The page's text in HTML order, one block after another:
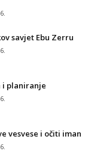
savjet Ebu Zerru
i planiranje
vesvese i očiti iman